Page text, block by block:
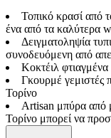
Τοπικό κρασί από
ένα από τα καλύτερα
Δειγματοληψία
συνοδευόμενη από
Κοκτέιλ
Γκουρμέ γεμιστές
Τορίνο
Artisan μπύρα από
Τορίνο μπορεί να